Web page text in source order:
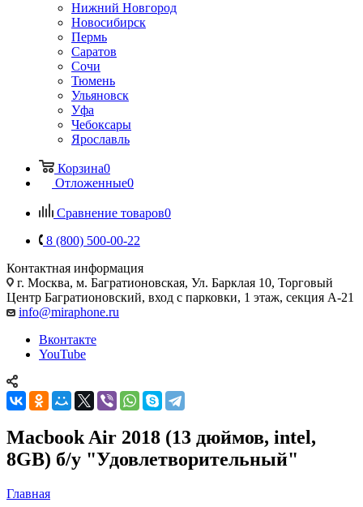
Нижний Новгород
Новосибирск
Пермь
Саратов
Сочи
Тюмень
Ульяновск
Уфа
Чебоксары
Ярославль
Корзина0
Отложенные0
Сравнение товаров0
8 (800) 500-00-22
Контактная информация
г. Москва, м. Багратионовская, Ул. Барклая 10, Торговый
Центр Багратионовский, вход с парковки, 1 этаж, секция А-21
info@miraphone.ru
Вконтакте
YouTube
Macbook Air 2018 (13 дюймов, intel,
8GB) б/у "Удовлетворительный"
Главная